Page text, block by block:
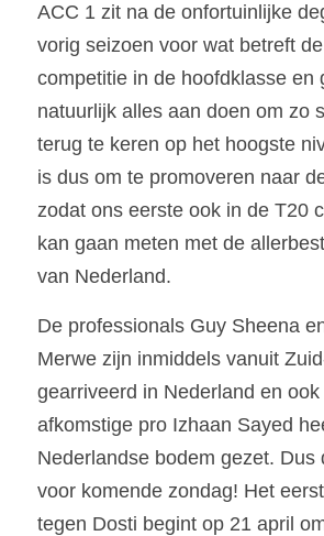
ACC 1 zit na de onfortuinlijke
vorig seizoen voor wat betreft
competitie in de hoofdklasse en
natuurlijk alles aan doen om zo
terug te keren op het hoogste
is dus om te promoveren naar
zodat ons eerste ook in de T20
kan gaan meten met de
van Nederland.
De professionals Guy Sheena
Merwe zijn inmiddels vanuit
gearriveerd in Nederland en
afkomstige pro Izhaan Sayed
Nederlandse bodem gezet. Dus
voor komende zondag! Het
tegen Dosti begint op 21 april